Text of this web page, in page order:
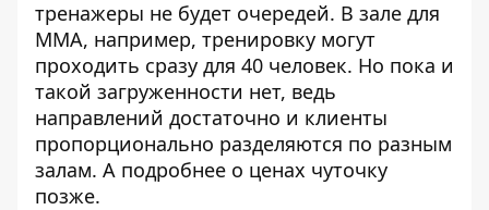
тренажеры не будет очередей. В зале для
ММА, например, тренировку могут
проходить сразу для 40 человек. Но пока и
такой загруженности нет, ведь
направлений достаточно и клиенты
пропорционально разделяются по разным
залам. А подробнее о ценах чуточку
позже.